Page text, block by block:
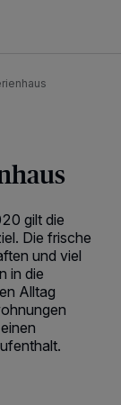
gilt die
Die frische
und viel
in die
Alltag